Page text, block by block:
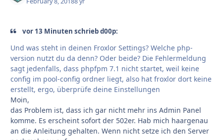
vor 13 Minuten schrieb d00p:
Und was steht in deinen Froxlor Settings? Welche php-
version nutzt du da denn? Oder beide? Die Fehlermeldung
sagt jedenfalls, dass phpfpm 7.1 nicht startet, weil keine
config im pool-config ordner liegt, also hat froxlor dort keine
erstellt, ergo, überprüfe deine Einstellungen
Moin,
das Problem ist, dass ich gar nicht mehr ins Admin Panel
komme. Es erscheint sofort der 502er. Hab mich haargenau
an die Anleitung gehalten. Wenn nicht setze ich den Server